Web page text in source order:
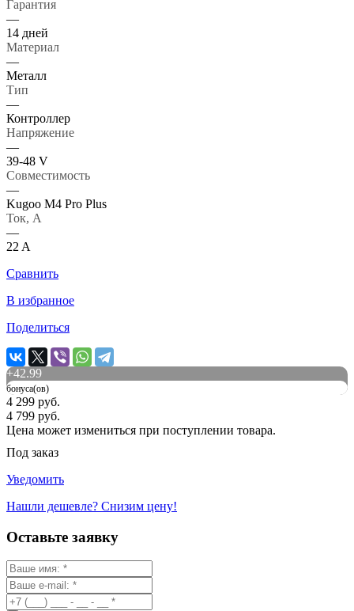
Гарантия
—
14 дней
Материал
—
Металл
Тип
—
Контроллер
Напряжение
—
39-48 V
Совместимость
—
Kugoo M4 Pro Plus
Ток, А
—
22 A
Сравнить
В избранное
Поделиться
+42.99
бонуса(ов)
4 299 руб.
4 799 руб.
Цена может измениться при поступлении товара.
Под заказ
Уведомить
Нашли дешевле? Снизим цену!
Оставьте заявку